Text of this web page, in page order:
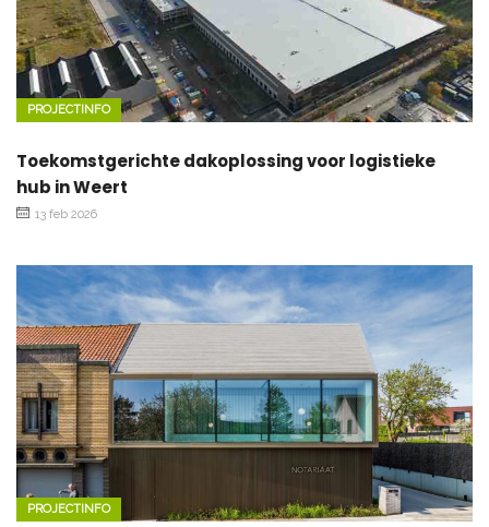
PROJECTINFO
Toekomstgerichte dakoplossing voor logistieke
hub in Weert
13 feb 2026
PROJECTINFO